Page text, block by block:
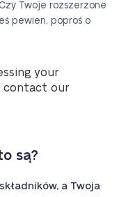
Twoje rozszerzone
pewien, poproś o
your
contact our
są?
a Twoja